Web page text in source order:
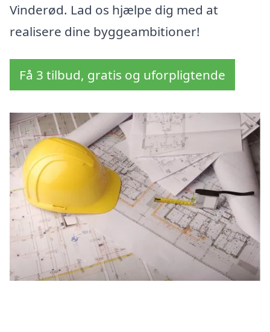
Vinderød. Lad os hjælpe dig med at
realisere dine byggeambitioner!
Få 3 tilbud, gratis og uforpligtende